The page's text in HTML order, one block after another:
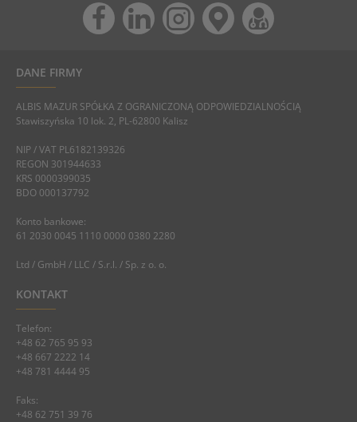
DANE FIRMY
ALBIS MAZUR SPÓŁKA Z OGRANICZONĄ ODPOWIEDZIALNOŚCIĄ
Stawiszyńska 10 lok. 2, PL-62800 Kalisz
NIP / VAT PL6182139326
REGON 301944633
KRS 0000399035
BDO 000137792
Konto bankowe:
61 2030 0045 1110 0000 0380 2280
Ltd / GmbH / LLC / S.r.l. / Sp. z o. o.
KONTAKT
Telefon:
+48 62 765 95 93
+48 667 2222 14
+48 781 4444 95
Faks:
+48 62 751 39 76